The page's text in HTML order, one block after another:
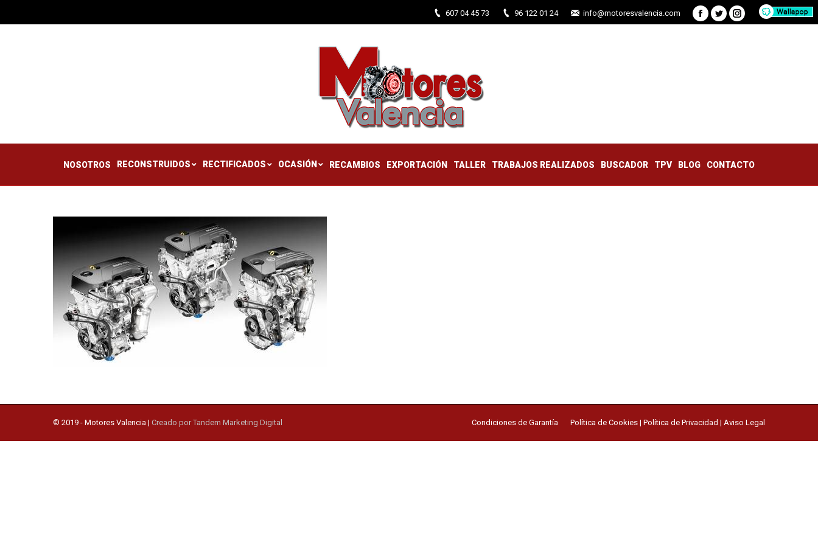
607 04 45 73 96 122 01 24 info@motoresvalencia.com
Facebook
TwitterInstagram
NOSOTROS RECONSTRUIDOS RECTIFICADOS OCASIÓN RECAMBIOS EXPORTACIÓN TALLER TRABAJOS REALIZADOS BUSCADOR TPV BLOG CONTACTO
© 2019 - Motores Valencia | Creado por Tandem Marketing Digital Condiciones de Garantía Política de Cookies | Política de Privacidad | Aviso Legal
NOSOTROS RECONSTRUIDOS RECTIFICADOS OCASIÓN RECAMBIOS EXPORTACIÓN TALLER TRABAJOS REALIZADOS BUSCADOR TPV BLOG CONTACTO